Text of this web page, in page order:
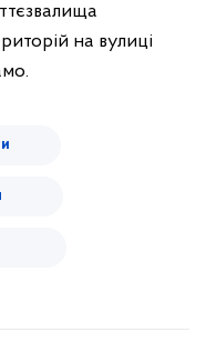
на вулиці